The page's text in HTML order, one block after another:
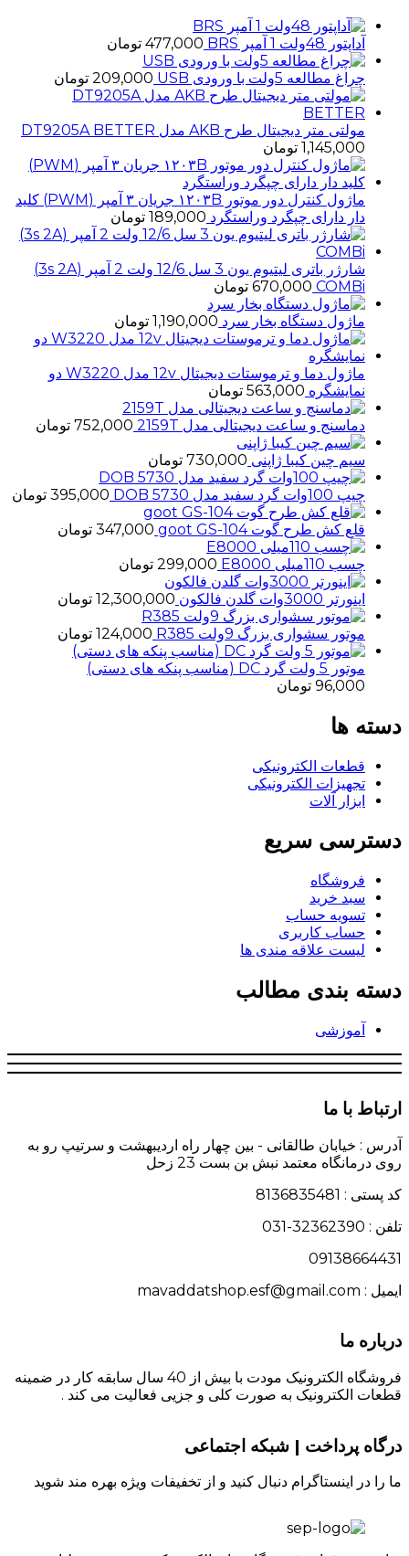
آداپتور 48ولت 1 آمپر BRS 477,000 تومان
چراغ مطالعه 5ولت با ورودی USB
209,000 تومان
مولتی متر دیجیتال طرح AKB مدل DT9205A BETTER
1,145,000 تومان
ماژول کنترل دور موتور ۱۲۰۳B جریان ۳ آمپر (PWM) کلید
دار دارای چپگرد وراستگرد 189,000 تومان
شارژر باتری لیتیوم یون 3 سل 12/6 ولت 2 آمپر (3s 2A)
COMBi
670,000 تومان
ماژول دستگاه بخار سرد 1,190,000 تومان
ماژول دما و ترموستات دیجیتال 12v مدل W3220 دو
نمایشگره 563,000 تومان
دماسنج و ساعت دیجیتالی مدل 2159T
752,000 تومان
سیم چین کیبا ژاپنی 730,000 تومان
چیپ 100وات گرد سفید مدل 5730 DOB
395,000 تومان
قلع کش طرح گوت goot GS-104
347,000 تومان
چسب 110میلی E8000
299,000 تومان
اینورتر 3000وات گلدن فالکون
12,300,000 تومان
موتور سشواری بزرگ 9ولت R385
124,000 تومان
موتور 5 ولت گرد DC (مناسب پنکه های دستی)
96,000 تومان
دسته ها
قطعات الکترونیکی
تجهیزات الکترونیکی
ابزار آلات
دسترسی سریع
فروشگاه
سبد خرید
تسویه حساب
حساب کاربری
لیست علاقه مندی ها
دسته بندی مطالب
آموزشی
ارتباط با ما
آدرس : خیابان طالقانی - بین چهار راه اردیبهشت و سرتیپ رو به
روی درمانگاه معتمد نبش بن بست 23 زحل
کد پستی : 8136835481
تلفن : 32362390-031
09138664431
ایمیل : mavaddatshop.esf@gmail.com
درباره ما
فروشگاه الکترونیک مودت با بیش از 40 سال سابقه کار در ضمینه
قطعات الکترونیک به صورت کلی و جزیی فعالیت می کند .
درگاه پرداخت | شبکه اجتماعی
ما را در اینستاگرام دنبال کنید و از تخفیفات ویژه بهره مند شوید